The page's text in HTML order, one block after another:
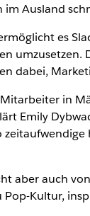
im Ausland
es
umzusetzen.
dabei,
in
Emily
aber auch
Pop-Kultur,